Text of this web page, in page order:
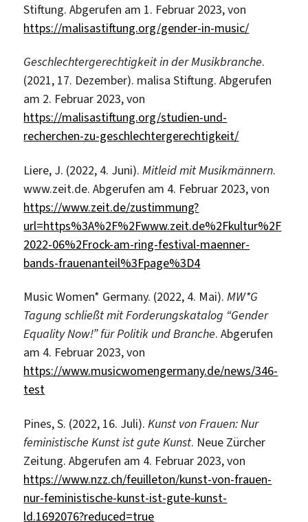
Stiftung. Abgerufen am 1. Februar 2023, von
https://malisastiftung.org/gender-in-music/
Geschlechtergerechtigkeit in der Musikbranche.
(2021, 17. Dezember). malisa Stiftung. Abgerufen
am 2. Februar 2023, von
https://malisastiftung.org/studien-und-
recherchen-zu-geschlechtergerechtigkeit/
Liere, J. (2022, 4. Juni).Mitleid mit Musikmännern.
www.zeit.de. Abgerufen am 4. Februar 2023, von
https://www.zeit.de/zustimmung?
url=https%3A%2F%2Fwww.zeit.de%2Fkultur%2F
2022-06%2Frock-am-ring-festival-maenner-
bands-frauenanteil%3Fpage%3D4
Music Women* Germany. (2022, 4. Mai).MW*G
Tagung schließt mit Forderungskatalog “Gender
Equality Now!” für Politik und Branche. Abgerufen
am 4. Februar 2023, von
https://www.musicwomengermany.de/news/346-
test
Pines, S. (2022, 16. Juli).Kunst von Frauen: Nur
feministische Kunst ist gute Kunst. Neue Zürcher
Zeitung. Abgerufen am 4. Februar 2023, von
https://www.nzz.ch/feuilleton/kunst-von-frauen-
nur-feministische-kunst-ist-gute-kunst-
ld.1692076?reduced=true